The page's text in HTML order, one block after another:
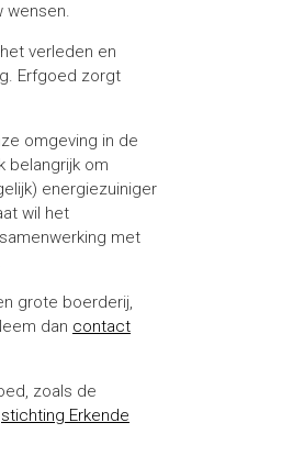
wensen.
verleden en
Erfgoed zorgt
omgeving in de
belangrijk om
energiezuiniger
wil het
met
grote boerderij,
dan contact
zoals de
stichting Erkende